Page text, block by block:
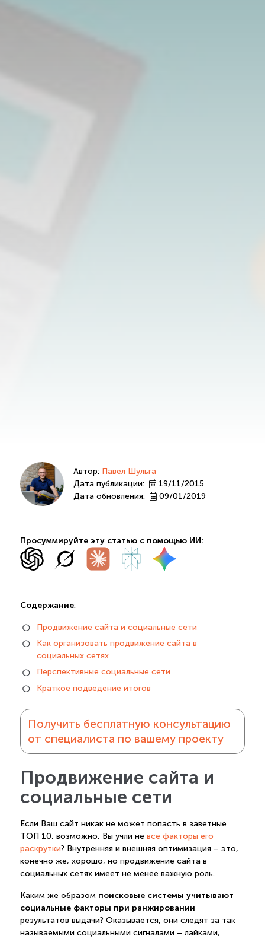
Автор: Павел Шульга
Дата публикации:
19/11/2015
Дата обновления:
09/01/2019
Просуммируйте эту статью с помощью ИИ:
Содержание:
Продвижение сайта и социальные сети
Как организовать продвижение сайта в
социальных сетях
Перспективные социальные сети
Краткое подведение итогов
Получить бесплатную консультацию
от специалиста по вашему проекту
Продвижение сайта и
социальные сети
Если Ваш сайт никак не может попасть в заветные
ТОП 10, возможно, Вы учли не все факторы его
раскрутки? Внутренняя и внешняя оптимизация – это,
конечно же, хорошо, но продвижение сайта в
социальных сетях имеет не менее важную роль.
Каким же образом поисковые системы учитывают
социальные факторы при ранжировании
результатов выдачи? Оказывается, они следят за так
называемыми социальными сигналами – лайками,